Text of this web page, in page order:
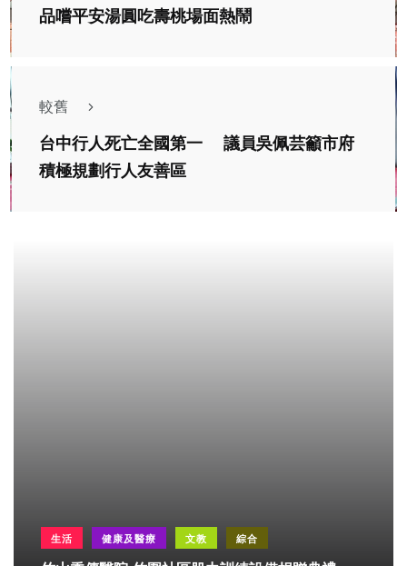
品嚐平安湯圓吃壽桃場面熱鬧
較舊
台中行人死亡全國第一 議員吳佩芸籲市府
積極規劃行人友善區
生活 健康及醫療 文教 綜合